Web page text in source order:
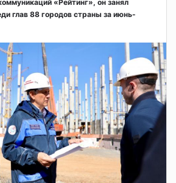
«Рейтинг», он занял
глав 88 городов страны за июнь-